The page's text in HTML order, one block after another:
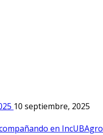
10 septiembre, 2025
en IncUBAgro